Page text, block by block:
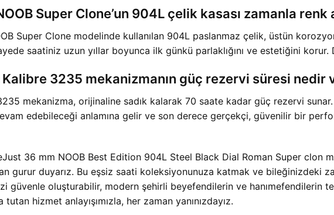
Super Clone’un 904L çelik kasası zamanla renk
Super Clone modelinde kullanılan 904L paslanmaz çelik, üstün
saatiniz uzun yıllar boyunca ilk günkü parlaklığını ve estetiğini
Kalibre 3235 mekanizmanın güç rezervi süresi
mekanizma, orijinaline sadık kalarak 70 saate kadar güç rezervi
edebileceği anlamına gelir ve son derece gerçekçi, güvenilir bir
36 mm NOOB Best Edition 904L Steel Black Dial Roman Super clon
gurur duyarız. Bu eşsiz saati koleksiyonunuza katmak ve bileğinizdeki
güvenle oluşturabilir, modern şehirli beyefendilerin ve hanımefendilerin
hizmet anlayışımızla, her zaman yanınızdayız.